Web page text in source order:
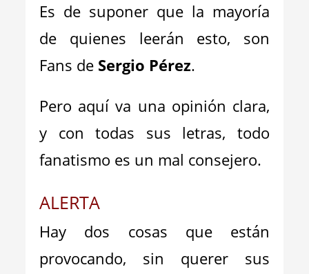
Es de suponer que la mayoría
de quienes leerán esto, son
Fans de Sergio Pérez.
Pero aquí va una opinión clara,
y con todas sus letras, todo
fanatismo es un mal consejero.
ALERTA
Hay dos cosas que están
provocando, sin querer sus